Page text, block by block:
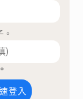
。
登入